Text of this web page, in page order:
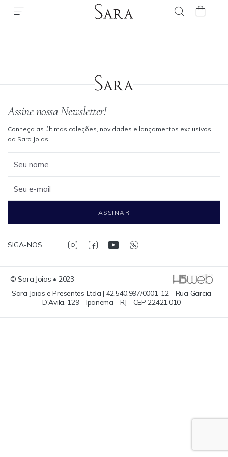
Assine nossa Newsletter!
Conheça as últimas coleções, novidades e lançamentos exclusivos
da Sara Joias.
Seu nome
Seu e-mail
ASSINAR
SIGA-NOS
© Sara Joias • 2023
Sara Joias e Presentes Ltda | 42.540.997/0001-12 - Rua Garcia
D'Avila, 129 - Ipanema - RJ - CEP 22421.010